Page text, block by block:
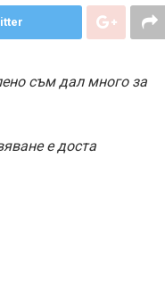
съм дал много за
е доста